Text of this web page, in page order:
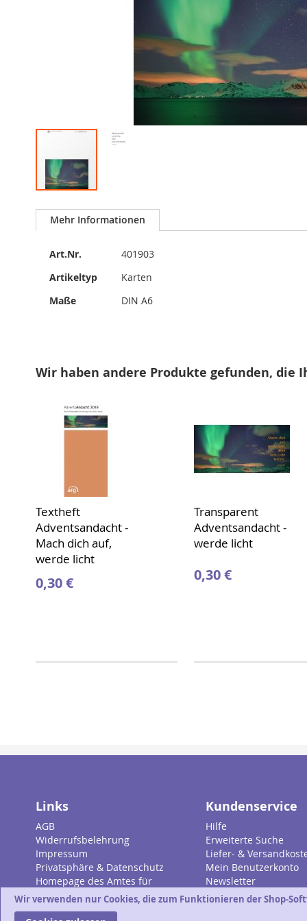
Wir verwenden nur Cookies, die zum Funktionieren der Shop-
Anfang
springen
Mehr Informationen
Mehr
Art.Nr.
401903
Artikeltyp
Karten
Maße
DIN A6
Wir haben andere Produkte gefunden, die
Textheft
Adventsandacht -
Mach dich auf,
werde licht
0,30 €
Transparent
Adventsandacht -
werde licht
0,30 €
Links
AGB
Widerrufsbelehrung
Impressum
Privatsphäre & Datenschutz
Homepage des Amtes für
Gemeindedienst
Evang.-Luth. Kirche in Bayern
Kundenservice
Hilfe
Erweiterte Suche
Liefer- &
Mein Benutzerkonto
Newsletter